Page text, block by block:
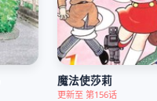
魔法使莎莉
更新至 第156话